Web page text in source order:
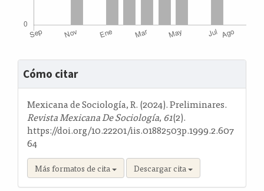
Detalles
del
artículo
Cómo citar
Mexicana de Sociología, R. (2024). Preliminares.
Revista Mexicana De Sociología, 61(2).
https://doi.org/10.22201/iis.01882503p.1999.2.607
64
Más formatos de cita Descargar cita